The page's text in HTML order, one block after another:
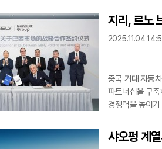
서류를 제출하
투자 결정이 지
"USMCA의 연
지리, 르노
2025.11.04
중국 거대 자동
파트너십을 구
경쟁력을 높이
주주로 남아 르
공장 생산 능력
샤오펑 계